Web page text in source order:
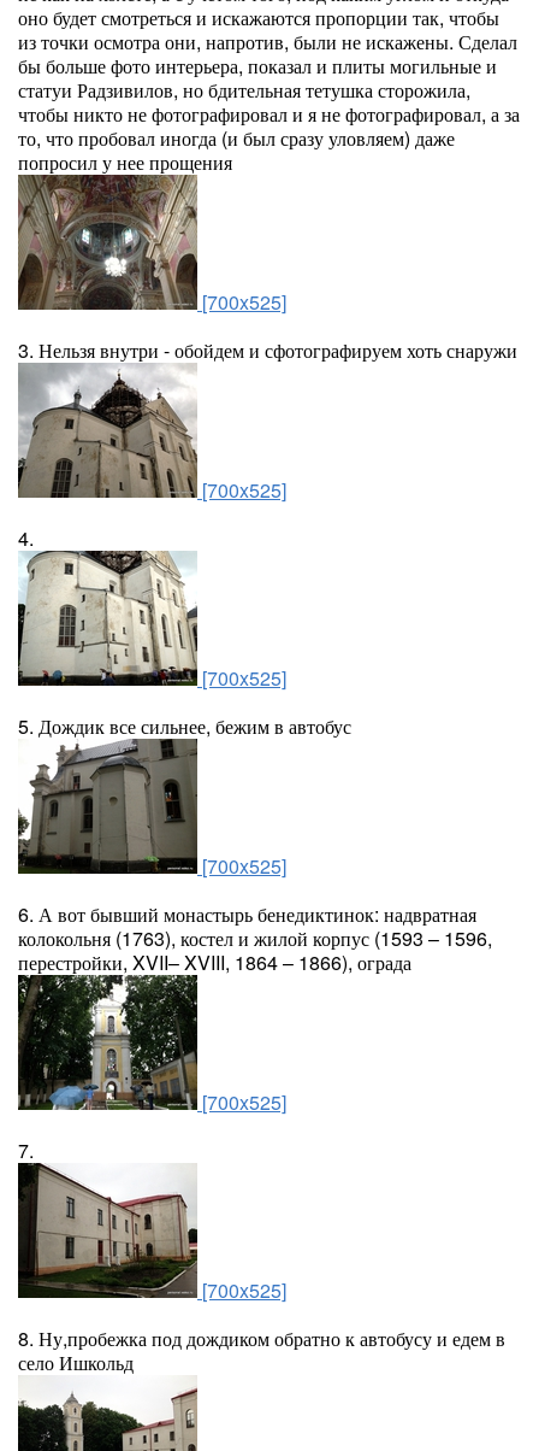
оно будет смотреться и искажаются пропорции так, чтобы
из точки осмотра они, напротив, были не искажены. Сделал
бы больше фото интерьера, показал и плиты могильные и
статуи Радзивилов, но бдительная тетушка сторожила,
чтобы никто не фотографировал и я не фотографировал, а за
то, что пробовал иногда (и был сразу уловляем) даже
попросил у нее прощения
[700x525]
3. Нельзя внутри - обойдем и сфотографируем хоть снаружи
[700x525]
4.
[700x525]
5. Дождик все сильнее, бежим в автобус
[700x525]
6. А вот бывший монастырь бенедиктинок: надвратная
колокольня (1763), костел и жилой корпус (1593 – 1596,
перестройки, XVII– XVIII, 1864 – 1866), ограда
[700x525]
7.
[700x525]
8. Ну,пробежка под дождиком обратно к автобусу и едем в
село Ишкольд